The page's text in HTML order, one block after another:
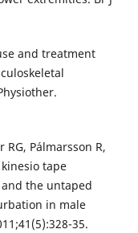
and treatment
Pálmarsson R,
tape
the untaped
in male
35.